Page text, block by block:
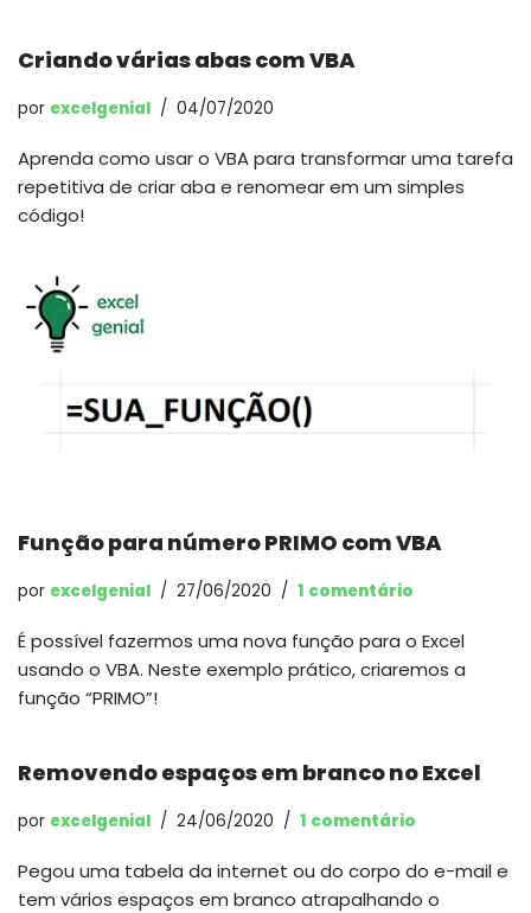
Criando várias abas com VBA
por excelgenial 04/07/2020
Aprenda como usar o VBA para transformar uma tarefa
repetitiva de criar aba e renomear em um simples
código!
Função para número PRIMO com VBA
por excelgenial 27/06/2020 1 comentário
É possível fazermos uma nova função para o Excel
usando o VBA. Neste exemplo prático, criaremos a
função “PRIMO”!
Removendo espaços em branco no Excel
por excelgenial 24/06/2020 1 comentário
Pegou uma tabela da internet ou do corpo do e-mail e
tem vários espaços em branco atrapalhando o